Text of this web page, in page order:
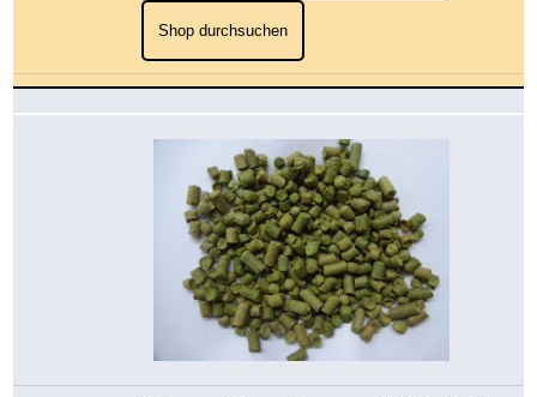
Shop durchsuchen